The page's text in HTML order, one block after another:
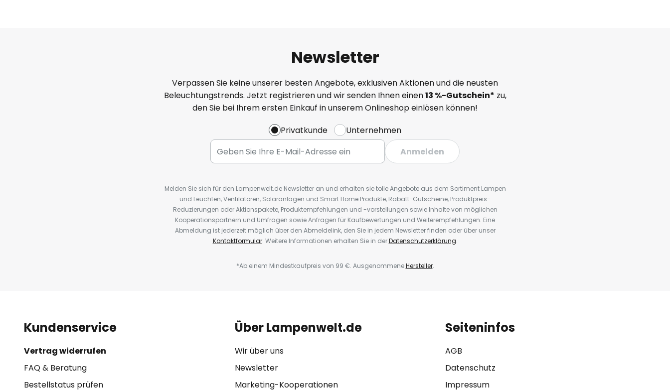
Newsletter
Verpassen Sie keine unserer besten Angebote, exklusiven Aktionen und die neusten
Beleuchtungstrends. Jetzt registrieren und wir senden Ihnen einen13 %-Gutschein* zu,
den Sie bei Ihrem ersten Einkauf in unserem Onlineshop einlösen können!
Privatkunde
Unternehmen
Anmelden
Melden Sie sich für den Lampenwelt.de Newsletter an und erhalten sie tolle Angebote aus dem Sortiment Lampen
und Leuchten, Ventilatoren, Solaranlagen und Smart Home Produkte, Rabatt-Gutscheine, Produktpreis-
Reduzierungen oder Aktionspakete, Produktempfehlungen und -vorstellungen sowie Inhalte von möglichen
Kooperationspartnern und Umfragen sowie Anfragen für Kaufbewertungen und Weiterempfehlungen. Eine
Abmeldung ist jederzeit möglich über den Abmeldelink, den Sie in jedem Newsletter finden oder über unser
Kontaktformular. Weitere Informationen erhalten Sie in derDatenschutzerklärung.
*Ab einem Mindestkaufpreis von 99 €. AusgenommeneHersteller.
Kundenservice
Vertrag widerrufen
FAQ & Beratung
Bestellstatus prüfen
Über Lampenwelt.de
Wir über uns
Newsletter
Marketing-Kooperationen
Seiteninfos
AGB
Datenschutz
Impressum